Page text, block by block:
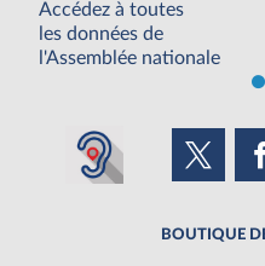
Accédez à toutes
les données de
l'Assemblée nationale
BOUTIQUE